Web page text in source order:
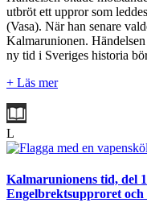
utbröt ett uppror som
(Vasa). När han senare
Kalmarunionen.
ny tid i Sveriges historia
+ Läs mer
L
Kalmarunionens tid, del
Engelbrektsupproret och